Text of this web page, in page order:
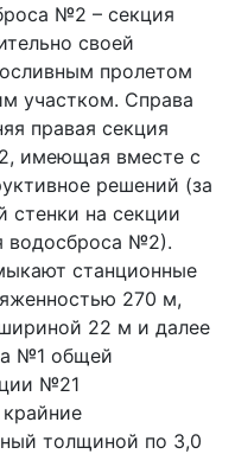
№2 – секция
своей
пролетом
участком. Справа
правая секция
имеющая вместе с
решений (за
стенки на секции
водосброса №2).
станционные
270 м,
22 м и далее
№1 общей
№21
толщиной по 3,0